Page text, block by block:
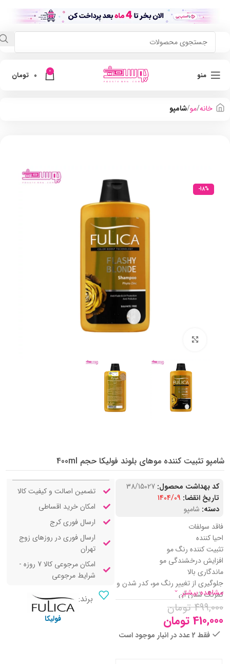
منو 0
0 تومان
خانه مو شامپو
-18%
شامپو تثبیت کننده موهای بلوند فولیکا حجم 400ml
کد بهداشت محصول: 38/15027
تاریخ انقضا: 1404/09
دسته: شامپو
فاقد سولفات
احیا کننده
تثبیت کننده رنگ مو
افزایش درخشندگی مو
ماندگاری بالا
جلوگیری از تغییر رنگ مو، کدر شدن و
کمرنگ شدن آن
تقویت ساختار مو
افزایش نرمی و لطافت
محافظت از مو در برابر آفتاب
ضد آلودگی
مشاهده بیشتر
499,000 تومان
410,000 تومان
فقط 2 عدد در انبار موجود است
تضمین اصالت و کیفیت کالا
امکان خرید اقساطی
ارسال فوری کرج
ارسال فوری در روزهای زوج
تهران
امکان مرجوعی کالا 7 روزه -
شرایط مرجوعی
برند:
فولیکا